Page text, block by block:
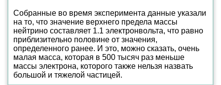
Собранные во время эксперимента данные указали
на то, что значение верхнего предела массы
нейтрино составляет 1.1 электронвольта, что равно
приблизительно половине от значения,
определенного ранее. И это, можно сказать, очень
малая масса, которая в 500 тысяч раз меньше
массы электрона, которого также нельзя назвать
большой и тяжелой частицей.